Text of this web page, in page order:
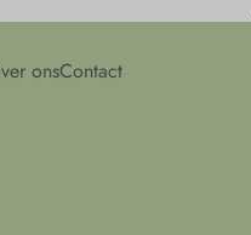
onsContact